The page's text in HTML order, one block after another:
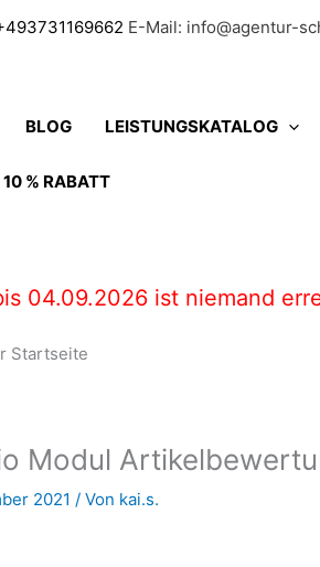
E-Mail: info@agentur-
BLOG LEISTUNGSKATALOG
10 % RABATT
04.09.2026 ist niemand
Startseite
Modul
2021 / Von kai.s.